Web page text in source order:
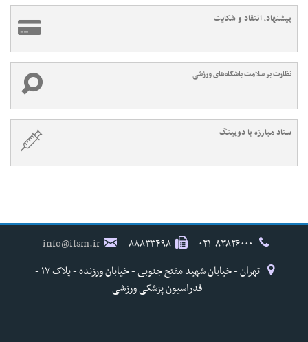
پیشنهاد، انتقاد و شکایت
نظارت بر سلامت باشگاه‌های ورزشی
ستاد مبارزه با دوپینگ
۸۸۸۳۳۴۹۸
info@ifsm.ir
تهران - خیابان شهید مفتح جنوبی - خیابان ورزنده - پلاک ۱۷ -
فدراسیون پزشکی ورزشی